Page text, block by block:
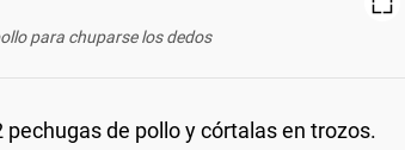
para chuparse los dedos
pechugas de pollo y córtalas en trozos.